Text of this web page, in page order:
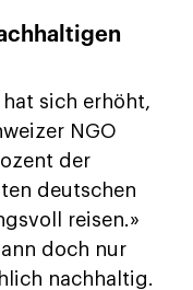
sich erhöht,
NGO
der
deutschen
reisen.»
doch nur
nachhaltig.